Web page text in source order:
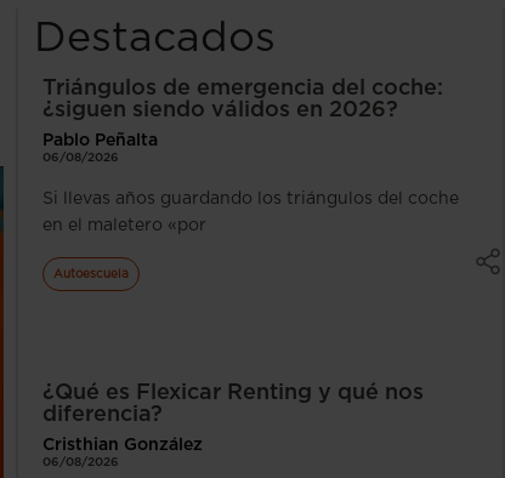
Destacados
Triángulos de emergencia del coche:
¿siguen siendo válidos en 2026?
Pablo Peñalta
06/08/2026
Si llevas años guardando los triángulos del coche
en el maletero «por
Autoescuela
¿Qué es Flexicar Renting y qué nos
diferencia?
Cristhian González
06/08/2026